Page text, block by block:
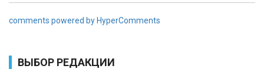
comments powered by HyperComments
ВЫБОР РЕДАКЦИИ